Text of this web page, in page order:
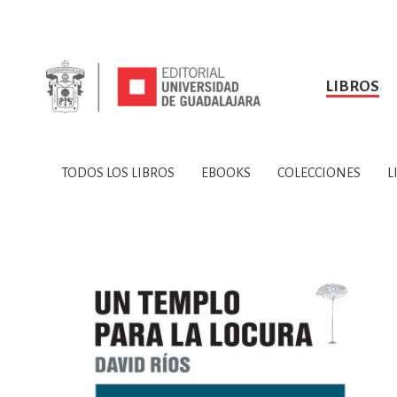
LIBROS
TODOS LOS LIBROS
SOBRE NOSOTROS HISTORIA
CIENCIAS DE LA
CONSULTA,
TODOS LOS LIBROS EBOOKS COLECCIONES